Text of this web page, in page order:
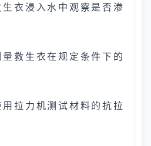
衣浸入水中观察是否渗
救生衣在规定条件下的
拉力机测试材料的抗拉